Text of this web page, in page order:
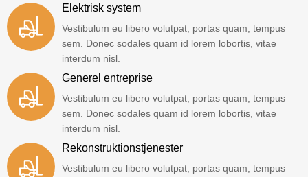
Elektrisk system
Vestibulum eu libero volutpat, portas quam, tempus
sem. Donec sodales quam id lorem lobortis, vitae
interdum nisl.
Generel entreprise
Vestibulum eu libero volutpat, portas quam, tempus
sem. Donec sodales quam id lorem lobortis, vitae
interdum nisl.
Rekonstruktionstjenester
Vestibulum eu libero volutpat, portas quam, tempus